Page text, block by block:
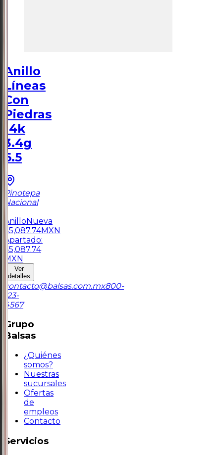
Anillo
Líneas
Con
Piedras
14k
3.4g
6.5
Pinotepa
Nacional
AnilloNueva
$5,087.74MXN
Apartado:
$5,087.74
MXN
Ver
detalles
contacto@balsas.com.mx800-
123-
4567
Grupo
Balsas
¿Quiénes
somos?
Nuestras
sucursales
Ofertas
de
empleos
Contacto
Servicios